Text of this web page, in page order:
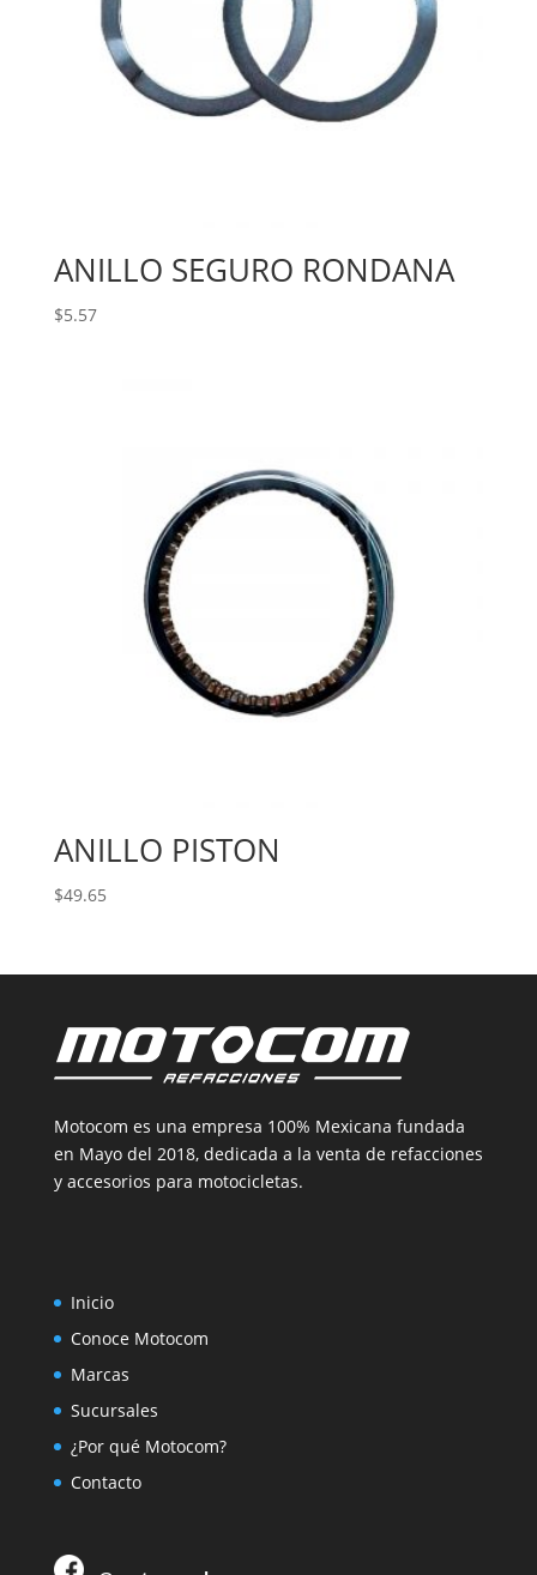
ANILLO SEGURO RONDANA
$5.57
ANILLO PISTON
$49.65
Motocom es una empresa 100% Mexicana fundada
en Mayo del 2018, dedicada a la venta de refacciones
y accesorios para motocicletas.
Inicio
Conoce Motocom
Marcas
Sucursales
¿Por qué Motocom?
Contacto